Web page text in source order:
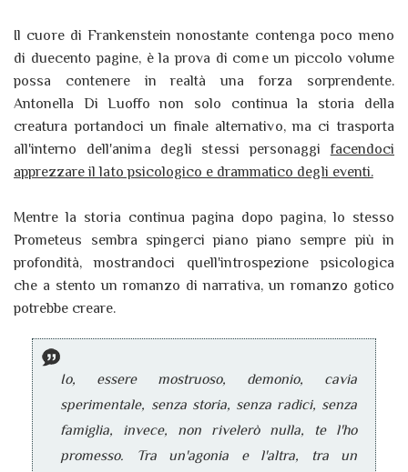
Il cuore di Frankenstein nonostante contenga poco meno
di duecento pagine, è la prova di come un piccolo volume
possa contenere in realtà una forza sorprendente.
Antonella Di Luoffo non solo continua la storia della
creatura portandoci un finale alternativo, ma ci trasporta
all'interno dell'anima degli stessi personaggi facendoci
apprezzare il lato psicologico e drammatico degli eventi.
Mentre la storia continua pagina dopo pagina, lo stesso
Prometeus sembra spingerci piano piano sempre più in
profondità, mostrandoci quell'introspezione psicologica
che a stento un romanzo di narrativa, un romanzo gotico
potrebbe creare.
Io, essere mostruoso, demonio, cavia
sperimentale, senza storia, senza radici, senza
famiglia, invece, non rivelerò nulla, te l'ho
promesso. Tra un'agonia e l'altra, tra un